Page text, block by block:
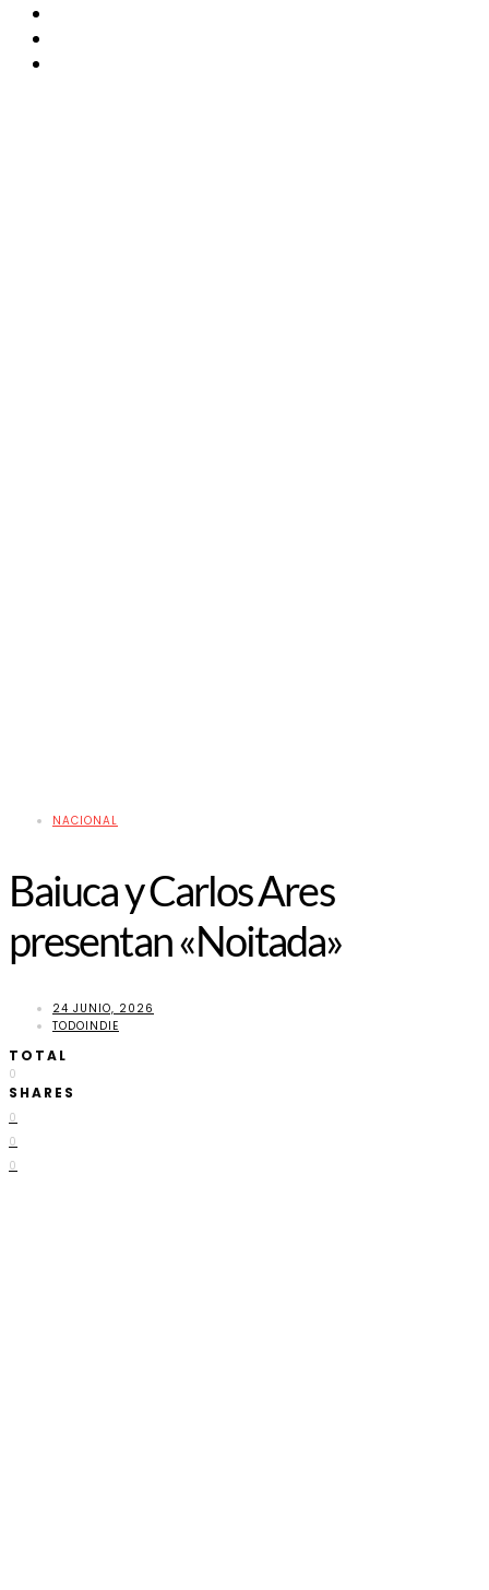
NACIONAL
Baiuca y Carlos Ares
presentan «Noitada»
24 JUNIO, 2026
TODOINDIE
TOTAL
0
SHARES
0
0
0